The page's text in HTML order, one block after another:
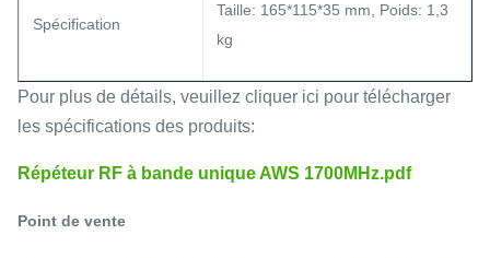
Spécification
Taille: 165*115*35 mm, Poids: 1,3
kg
Pour plus de détails, veuillez cliquer ici pour télécharger
les spécifications des produits:
Répéteur RF à bande unique AWS 1700MHz.pdf
Point de vente